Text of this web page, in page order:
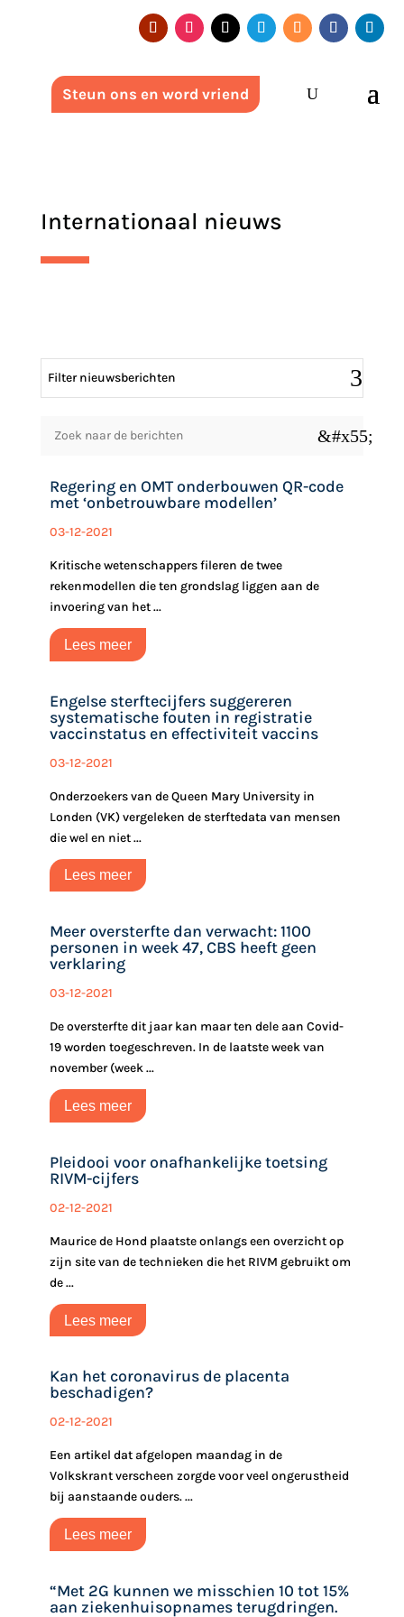
Steun ons en word vriend
Internationaal nieuws
Filter nieuwsberichten
&#x55;
Regering en OMT onderbouwen QR-code
met ‘onbetrouwbare modellen’
03-12-2021
Kritische wetenschappers fileren de twee
rekenmodellen die ten grondslag liggen aan de
invoering van het ...
Lees meer
Engelse sterftecijfers suggereren
systematische fouten in registratie
vaccinstatus en effectiviteit vaccins
03-12-2021
Onderzoekers van de Queen Mary University in
Londen (VK) vergeleken de sterftedata van mensen
die wel en niet ...
Lees meer
Meer oversterfte dan verwacht: 1100
personen in week 47, CBS heeft geen
verklaring
03-12-2021
De oversterfte dit jaar kan maar ten dele aan Covid-
19 worden toegeschreven. In de laatste week van
november (week ...
Lees meer
Pleidooi voor onafhankelijke toetsing
RIVM-cijfers
02-12-2021
Maurice de Hond plaatste onlangs een overzicht op
zijn site van de technieken die het RIVM gebruikt om
de ...
Lees meer
Kan het coronavirus de placenta
beschadigen?
02-12-2021
Een artikel dat afgelopen maandag in de
Volkskrant verscheen zorgde voor veel ongerustheid
bij aanstaande ouders. ...
Lees meer
“Met 2G kunnen we misschien 10 tot 15%
aan ziekenhuisopnames terugdringen.